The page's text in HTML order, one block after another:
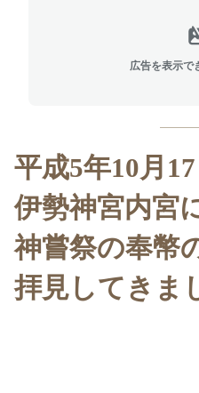
広告を表示で
平成5年10月 17
伊勢神宮内宮
神嘗祭の奉幣
拝見してきま